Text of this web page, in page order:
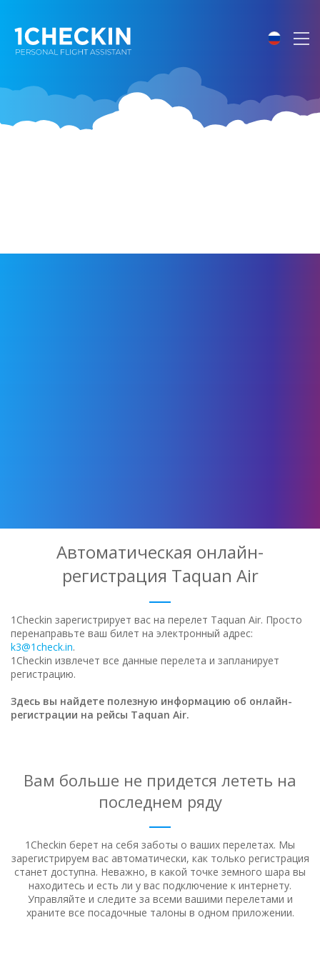
Автоматическая онлайн-
регистрация Taquan Air
1Checkin зарегистрирует вас на перелет Taquan Air. Просто
перенаправьте ваш билет на электронный адрес:
k3@1check.in.
1Checkin извлечет все данные перелета и запланирует
регистрацию.
Здесь вы найдете полезную информацию об онлайн-
регистрации на рейсы Taquan Air.
Вам больше не придется лететь на
последнем ряду
1Checkin берет на себя заботы о ваших перелетах. Мы
зарегистрируем вас автоматически, как только регистрация
станет доступна. Неважно, в какой точке земного шара вы
находитесь и есть ли у вас подключение к интернету.
Управляйте и следите за всеми вашими перелетами и
храните все посадочные талоны в одном приложении.